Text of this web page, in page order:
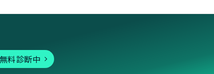
無料診断中